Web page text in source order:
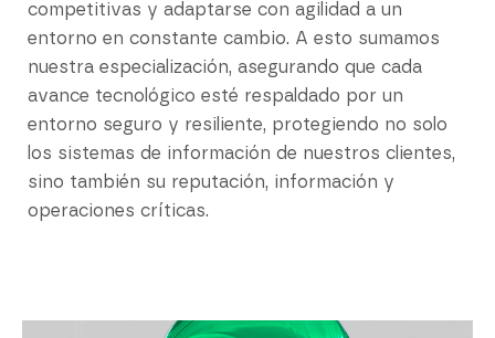
competitivas y adaptarse con agilidad a un
entorno en constante cambio. A esto sumamos
nuestra especialización, asegurando que cada
avance tecnológico esté respaldado por un
entorno seguro y resiliente, protegiendo no solo
los sistemas de información de nuestros clientes,
sino también su reputación, información y
operaciones críticas.